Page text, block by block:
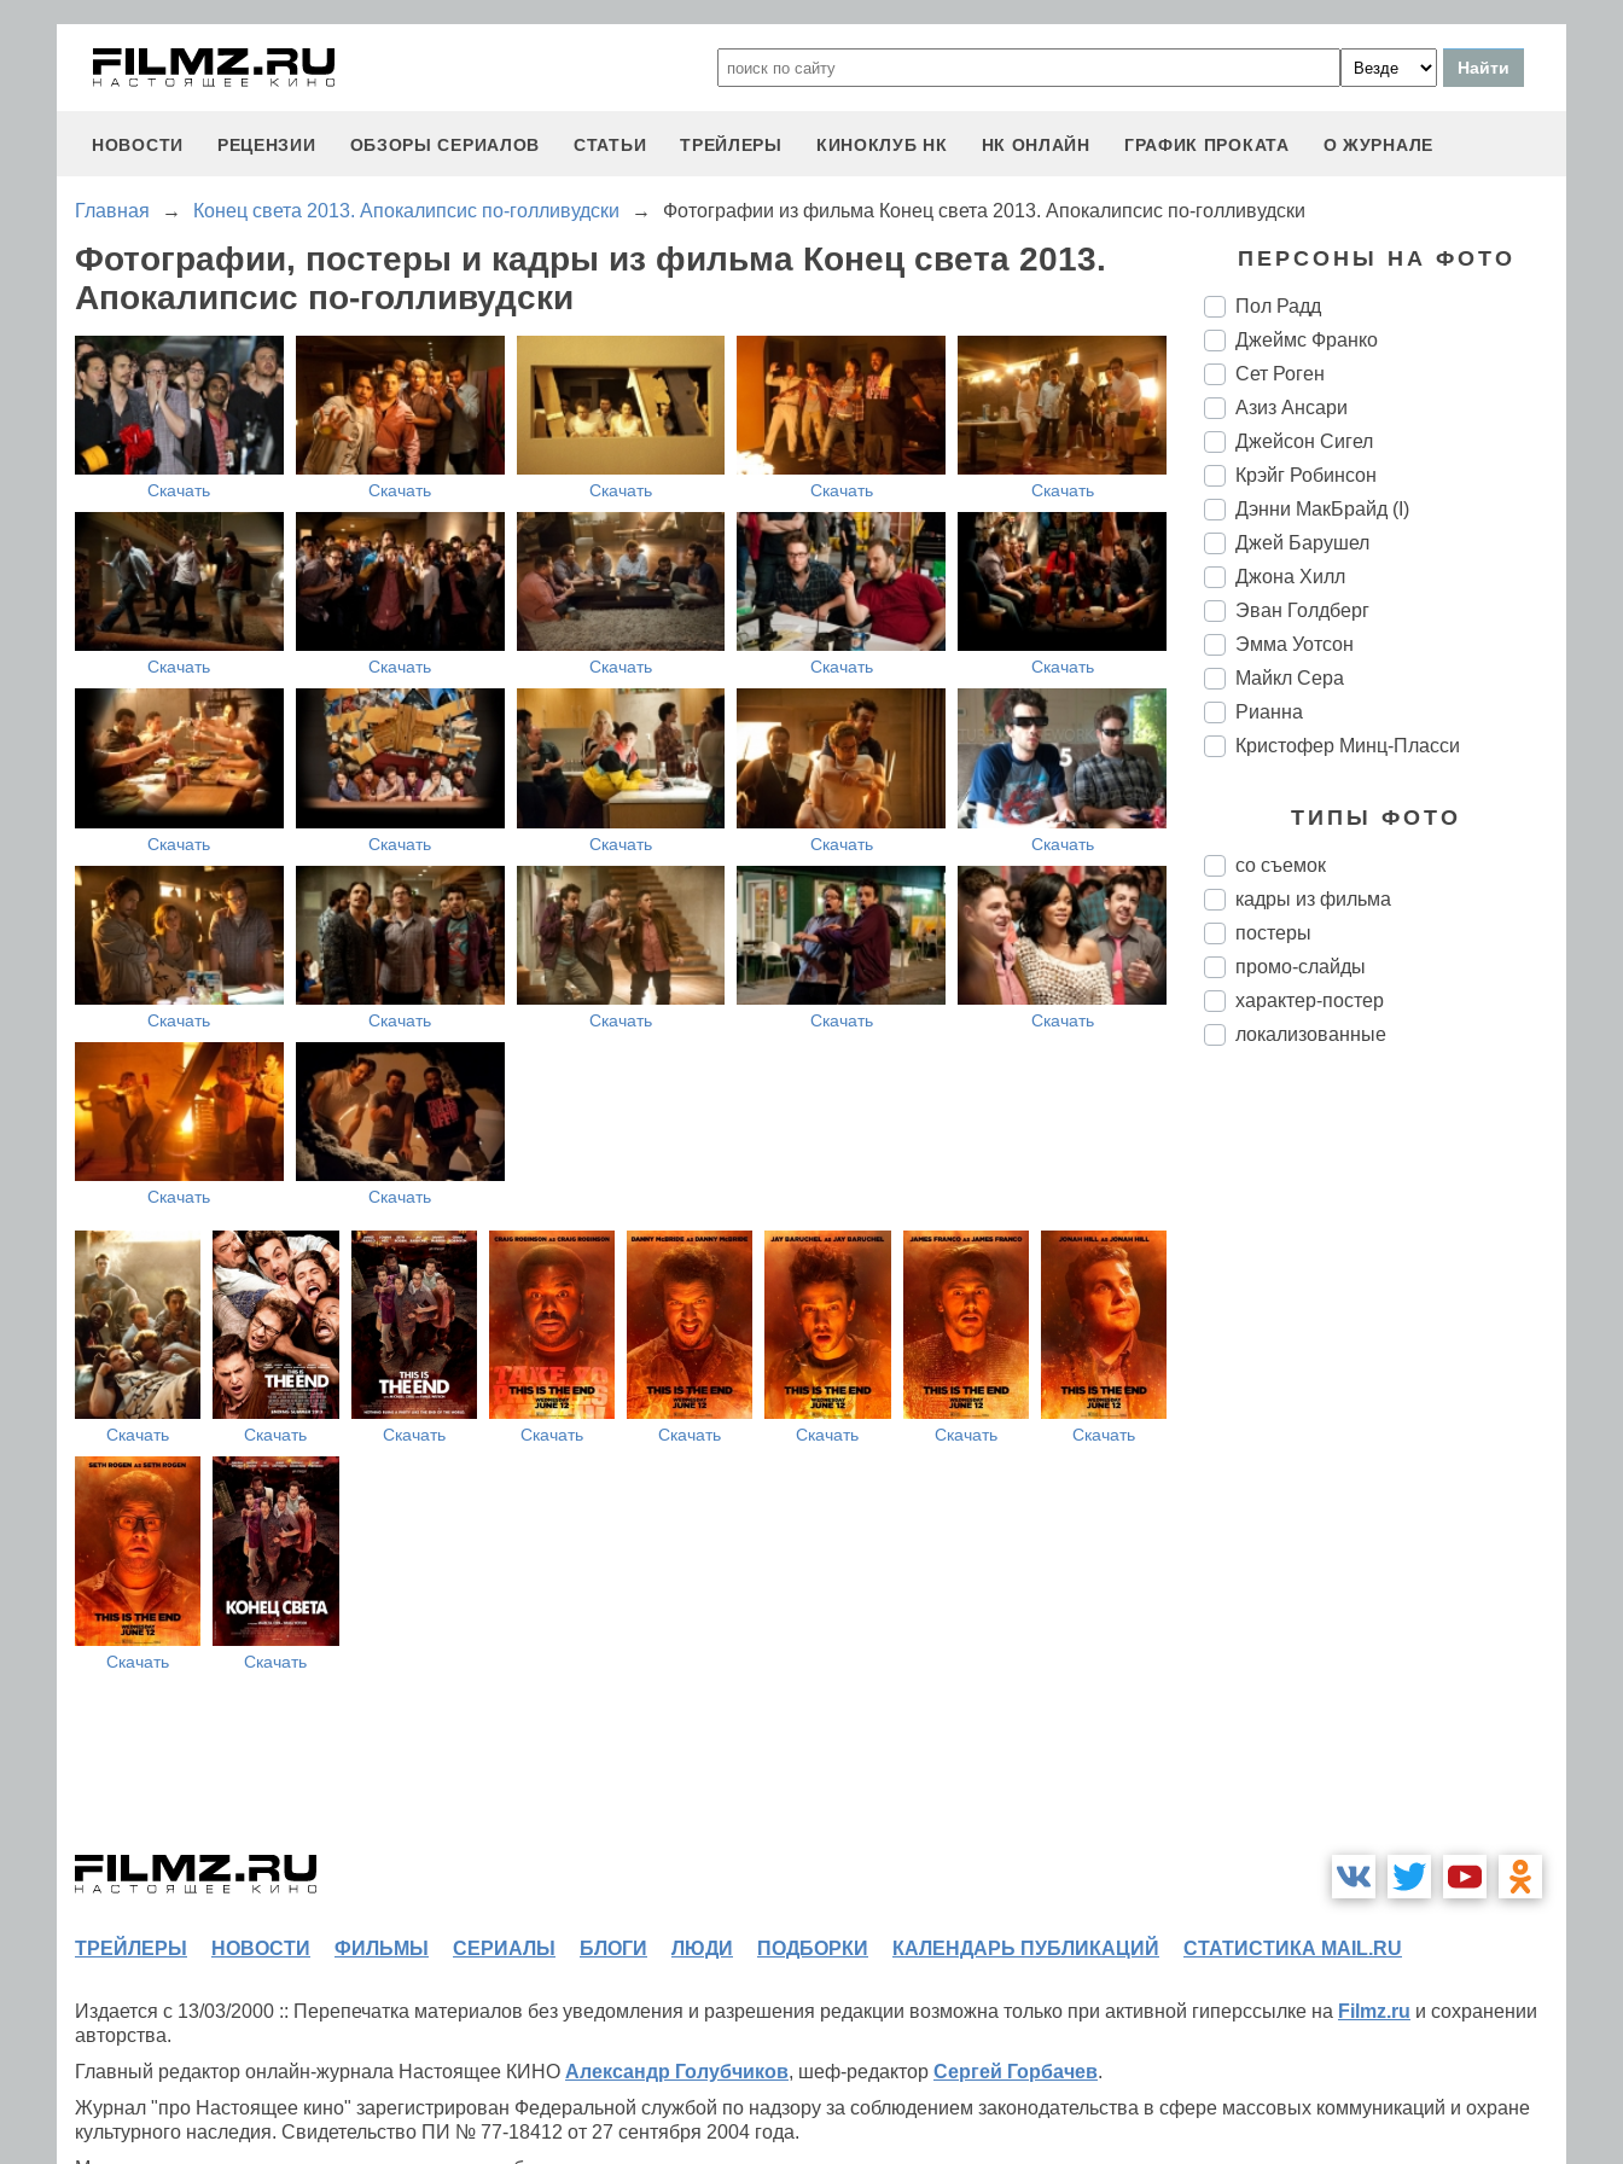
НОВОСТИ РЕЦЕНЗИИ ОБЗОРЫ СЕРИАЛОВ СТАТЬИ ТРЕЙЛЕРЫ КИНОКЛУБ НК НК ОНЛАЙН ГРАФИК ПРОКАТА О ЖУРНАЛЕ
Главная → Конец света 2013. Апокалипсис по-голливудски → Фотографии из фильма Конец света 2013. Апокалипсис по-голливудски
Фотографии, постеры и кадры из фильма Конец света 2013.
Апокалипсис по-голливудски
Скачать Скачать Скачать Скачать Скачать
Скачать Скачать Скачать Скачать Скачать
Скачать Скачать Скачать Скачать Скачать
Скачать Скачать Скачать Скачать Скачать
Скачать Скачать
Скачать Скачать Скачать Скачать Скачать Скачать Скачать Скачать
Скачать Скачать
ПЕРСОНЫ НА ФОТО
Пол Радд
Джеймс Франко
Сет Роген
Азиз Ансари
Джейсон Сигел
Крэйг Робинсон
Дэнни МакБрайд (I)
Джей Барушел
Джона Хилл
Эван Голдберг
Эмма Уотсон
Майкл Сера
Рианна
Кристофер Минц-Пласси
ТИПЫ ФОТО
со съемок
кадры из фильма
постеры
промо-слайды
характер-постер
локализованные
ТРЕЙЛЕРЫ НОВОСТИ ФИЛЬМЫ СЕРИАЛЫ БЛОГИ ЛЮДИ ПОДБОРКИ КАЛЕНДАРЬ ПУБЛИКАЦИЙ СТАТИСТИКА MAIL.RU
Издается с 13/03/2000 :: Перепечатка материалов без уведомления и разрешения редакции возможна только при активной гиперссылке на Filmz.ru и сохранении
авторства.
Главный редактор онлайн-журнала Настоящее КИНО Александр Голубчиков, шеф-редактор Сергей Горбачев.
Журнал "про Настоящее кино" зарегистрирован Федеральной службой по надзору за соблюдением законодательства в сфере массовых коммуникаций и охране
культурного наследия. Свидетельство ПИ № 77-18412 от 27 сентября 2004 года.